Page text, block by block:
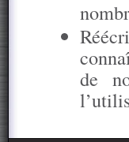
de